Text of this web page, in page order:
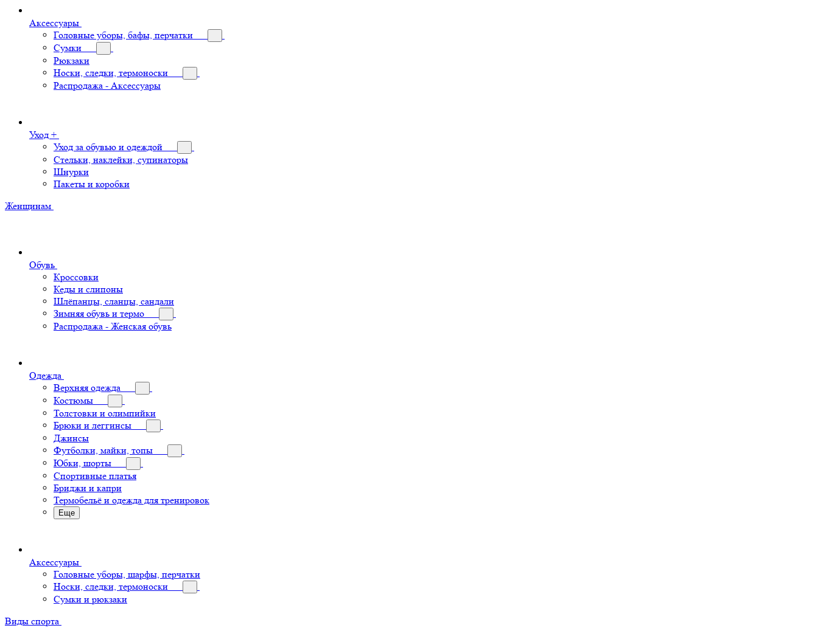
Аксессуары
Головные уборы, бафы, перчатки
Сумки
Рюкзаки
Носки, следки, термоноски
Распродажа - Аксессуары
Уход +
Уход за обувью и одеждой
Стельки, наклейки, супинаторы
Шнурки
Пакеты и коробки
Женщинам
Обувь
Кроссовки
Кеды и слипоны
Шлёпанцы, сланцы, сандали
Зимняя обувь и термо
Распродажа - Женская обувь
Одежда
Верхняя одежда
Костюмы
Толстовки и олимпийки
Брюки и леггинсы
Джинсы
Футболки, майки, топы
Юбки, шорты
Спортивные платья
Бриджи и капри
Термобельё и одежда для тренировок
Еще
Аксессуары
Головные уборы, шарфы, перчатки
Носки, следки, термоноски
Сумки и рюкзаки
Виды спорта